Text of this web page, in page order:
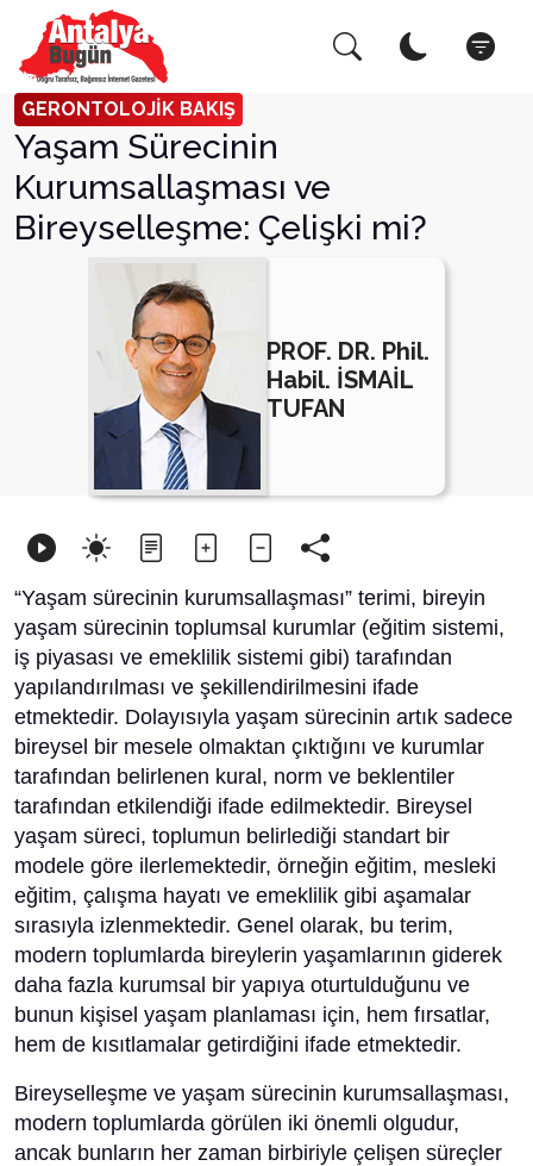
GERONTOLOJİK BAKIŞ
Yaşam Sürecinin
Kurumsallaşması ve
Bireyselleşme: Çelişki mi?
PROF. DR. Phil.
Habil. İSMAİL
TUFAN
“Yaşam sürecinin kurumsallaşması” terimi, bireyin
yaşam sürecinin toplumsal kurumlar (eğitim sistemi,
iş piyasası ve emeklilik sistemi gibi) tarafından
yapılandırılması ve şekillendirilmesini ifade
etmektedir. Dolayısıyla yaşam sürecinin artık sadece
bireysel bir mesele olmaktan çıktığını ve kurumlar
tarafından belirlenen kural, norm ve beklentiler
tarafından etkilendiği ifade edilmektedir. Bireysel
yaşam süreci, toplumun belirlediği standart bir
modele göre ilerlemektedir, örneğin eğitim, mesleki
eğitim, çalışma hayatı ve emeklilik gibi aşamalar
sırasıyla izlenmektedir. Genel olarak, bu terim,
modern toplumlarda bireylerin yaşamlarının giderek
daha fazla kurumsal bir yapıya oturtulduğunu ve
bunun kişisel yaşam planlaması için, hem fırsatlar,
hem de kısıtlamalar getirdiğini ifade etmektedir.
Bireyselleşme ve yaşam sürecinin kurumsallaşması,
modern toplumlarda görülen iki önemli olgudur,
ancak bunların her zaman birbiriyle çelişen süreçler
Arama Yap! Kapat